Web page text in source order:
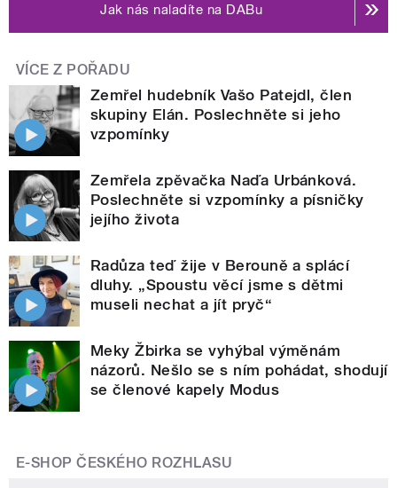
Jak nás naladíte na DABu
VÍCE Z POŘADU
Zemřel hudebník Vašo Patejdl, člen
skupiny Elán. Poslechněte si jeho
vzpomínky
Zemřela zpěvačka Naďa Urbánková.
Poslechněte si vzpomínky a písničky
jejího života
Radůza teď žije v Berouně a splácí
dluhy. „Spoustu věcí jsme s dětmi
museli nechat a jít pryč“
Meky Žbirka se vyhýbal výměnám
názorů. Nešlo se s ním pohádat, shodují
se členové kapely Modus
E-SHOP ČESKÉHO ROZHLASU